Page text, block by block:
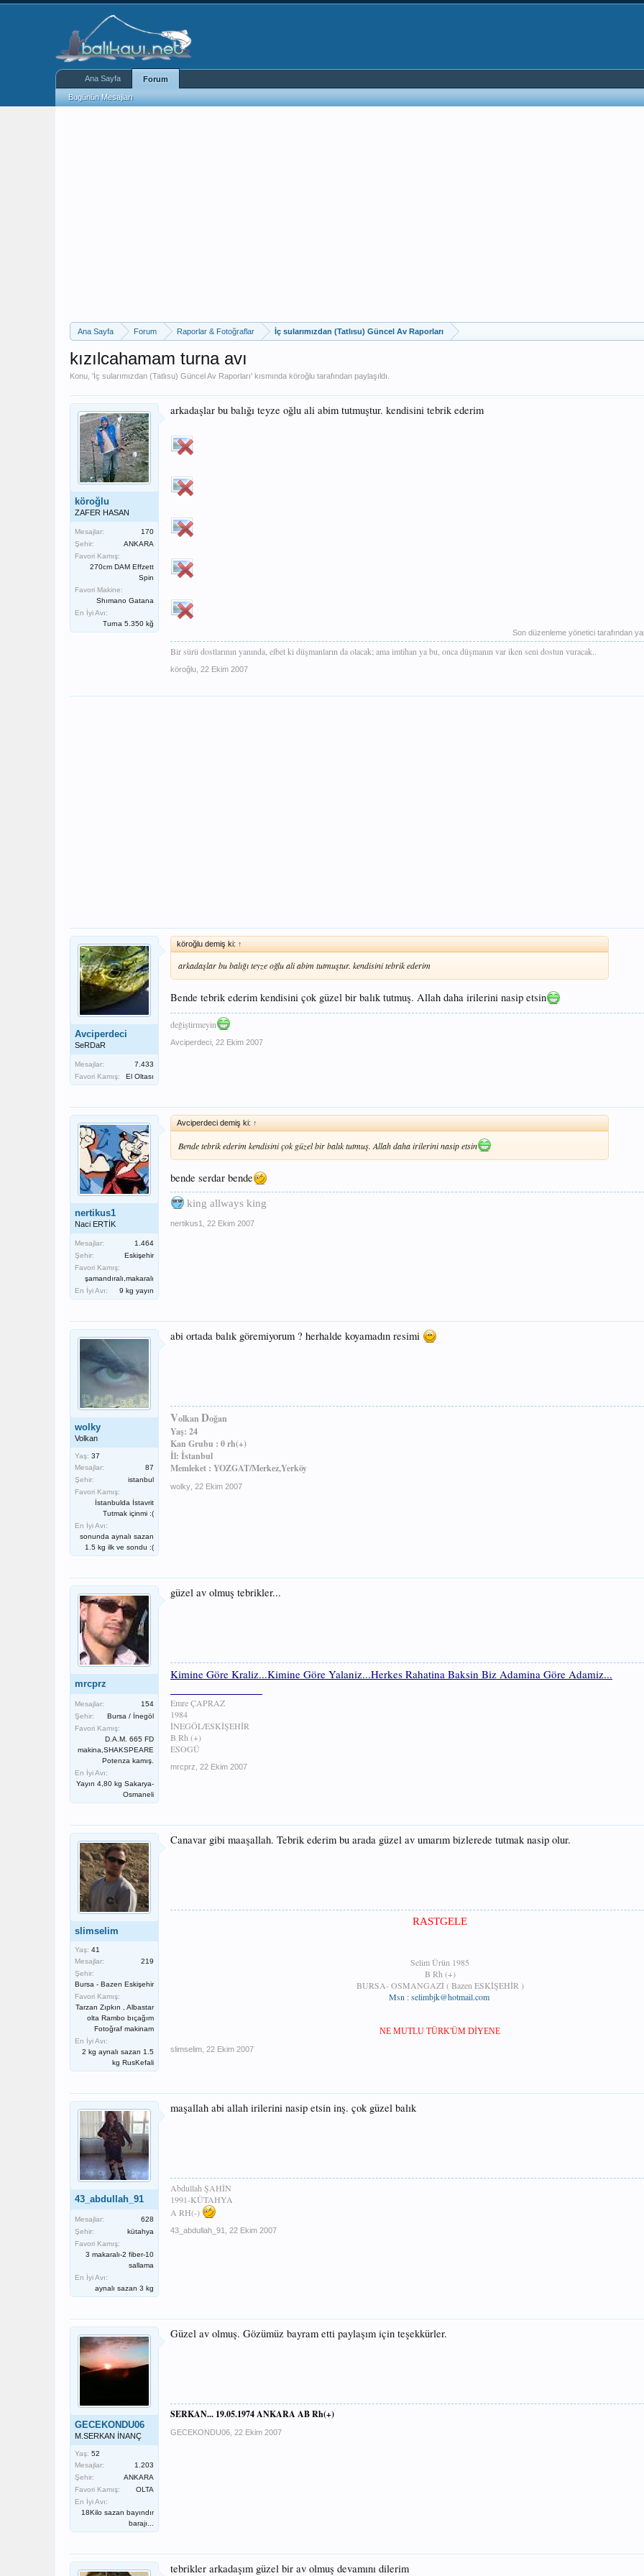
Ana Sayfa Forum Raporlar & Fotoğraflar İç sularımızdan (Tatlısu) Güncel Av Raporları
kızılcahamam turna avı
Konu, 'İç sularımızdan (Tatlısu) Güncel Av Raporları' kısmında köroğlu tarafından paylaşıldı.
köroğlu
ZAFER HASAN
Mesajlar:
170
Şehir:
ANKARA
Favori Kamış:
270cm DAM Effzett
Spin
Favori Makine:
Shımano Gatana
En İyi Avı:
Turna 5.350 kğ
arkadaşlar bu balığı teyze oğlu ali abim tutmuştur. kendisini tebrik ederim
Son düzenleme yönetici tarafından
Bir sürü dostlarının yanında, elbet ki düşmanların da olacak; ama imtihan ya bu, onca düşmanın var iken seni dostun vuracak..
köroğlu 22 Ekim 2007
Avciperdeci
SeRDaR
Mesajlar:
7.433
Favori Kamış:
El Oltası
köroğlu demiş ki: ↑
arkadaşlar bu balığı teyze oğlu ali abim tutmuştur. kendisini tebrik ederim
Bende tebrik ederim kendisini çok güzel bir balık tutmuş. Allah daha irilerini nasip etsin
değiştirmeyin
Avciperdeci 22 Ekim 2007
nertikus1
Naci ERTİK
Mesajlar:
1.464
Şehir:
Eskişehir
Favori Kamış:
şamandıralı,makaralı
En İyi Avı:
9 kg yayın
Avciperdeci demiş ki: ↑
Bende tebrik ederim kendisini çok güzel bir balık tutmuş. Allah daha irilerini nasip etsin
bende serdar bende
king allways king
nertikus1 22 Ekim 2007
wolky
Volkan
Yaş: 37
Mesajlar:
87
Şehir:
istanbul
Favori Kamış:
İstanbulda İstavrit
Tutmak içinmi :(
En İyi Avı:
sonunda aynalı sazan
1.5 kg ilk ve sondu :(
abi ortada balık göremiyorum ? herhalde koyamadın resimi
Volkan Doğan
Yaş: 24
Kan Grubu : 0 rh(+)
İl: İstanbul
Memleket : YOZGAT/Merkez,Yerköy
wolky 22 Ekim 2007
mrcprz
Mesajlar:
154
Şehir:
Bursa / İnegöl
Favori Kamış:
D.A.M. 665 FD
makina,SHAKSPEARE
Potenza kamış.
En İyi Avı:
Yayın 4,80 kg Sakarya-
Osmaneli
güzel av olmuş tebrikler...
Kimine Göre Kraliz...Kimine Göre Yalaniz...Herkes Rahatina Baksin Biz Adamina Göre Adamiz...
Emre ÇAPRAZ
1984
İNEGÖL/ESKİŞEHİR
B Rh (+)
ESOGÜ
mrcprz 22 Ekim 2007
slimselim
Yaş: 41
Mesajlar:
219
Şehir:
Bursa - Bazen Eskişehir
Favori Kamış:
Tarzan Zıpkın , Albastar
olta Rambo bıçağım
Fotoğraf makinam
En İyi Avı:
2 kg aynalı sazan 1.5
kg RusKefali
Canavar gibi maaşallah. Tebrik ederim bu arada güzel av umarım bizlerede tutmak nasip olur.
RASTGELE​
Selim Ürün 1985
B Rh (+)
BURSA- OSMANGAZİ ( Bazen ESKİŞEHİR )
Msn : selimbjk@hotmail.com​
NE MUTLU TÜRK'ÜM DİYENE​
slimselim 22 Ekim 2007
43_abdullah_91
Mesajlar:
628
Şehir:
kütahya
Favori Kamış:
3 makaralı-2 fiber-10
sallama
En İyi Avı:
aynalı sazan 3 kg
maşallah abi allah irilerini nasip etsin inş. çok güzel balık
Abdullah ŞAHİN
1991-KÜTAHYA
A RH(-)
43_abdullah_91 22 Ekim 2007
GECEKONDU06
M.SERKAN İNANÇ
Yaş: 52
Mesajlar:
1.203
Şehir:
ANKARA
Favori Kamış:
OLTA
En İyi Avı:
18Kilo sazan bayındır
barajı...
Güzel av olmuş. Gözümüz bayram etti paylaşım için teşekkürler.
SERKAN... 19.05.1974 ANKARA AB Rh(+)
GECEKONDU06 22 Ekim 2007
tebrikler arkadaşım güzel bir av olmuş devamını dilerim
Ana Sayfa Forum
Bugünün Mesajları